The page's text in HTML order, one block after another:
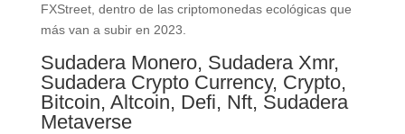
FXStreet, dentro de las criptomonedas ecológicas que
más van a subir en 2023.
Sudadera Monero, Sudadera Xmr,
Sudadera Crypto Currency, Crypto,
Bitcoin, Altcoin, Defi, Nft, Sudadera
Metaverse